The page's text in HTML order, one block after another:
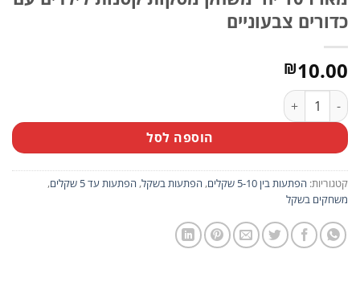
כדורים צבעוניים
₪10.00
כמות של מארז 10 יח' משחק מטקות קטנות לילדים עם כדורים צבעוניים
הוספה לסל
קטגוריות: הפתעות בין 5-10 שקלים , הפתעות בשקל, הפתעות עד 5 שקלים
,
משחקים בשקל